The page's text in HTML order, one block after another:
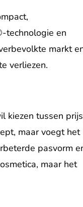
technologie en
markt
verliezen.
kiezen tussen prijs
maar voegt het
pasvorm
maar het